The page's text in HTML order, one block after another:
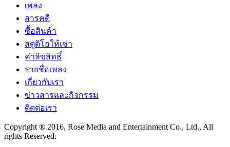
เพลง
สารคดี
ซื้อสินค้า
สตูดิโอให้เช่า
ค่าลิขสิทธิ์
รายชื่อเพลง
เกี่ยวกับเรา
ข่าวสารและกิจกรรม
ติดต่อเรา
Copyright ® 2016, Rose Media and Entertainment Co., Ltd., All
rights Reserved.